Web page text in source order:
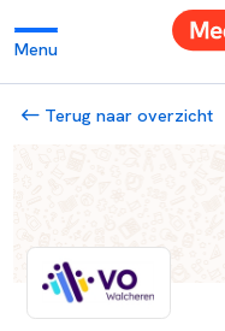
Menu
Terug naar overzicht